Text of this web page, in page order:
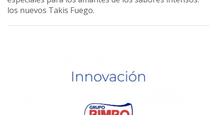
los nuevos Takis Fuego.